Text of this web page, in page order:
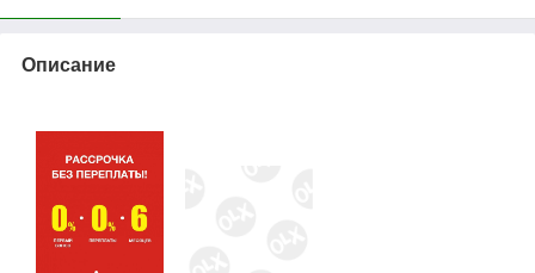
Описание